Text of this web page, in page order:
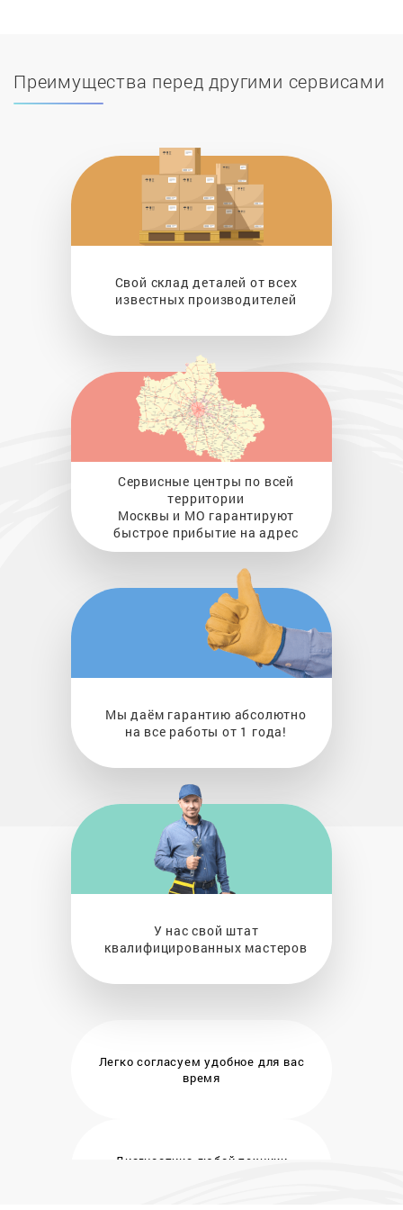
Преимущества перед другими сервисами
Свой склад деталей от всех
известных производителей
Сервисные центры по всей
территории
Москвы и МО гарантируют
быстрое прибытие на адрес
Мы даём гарантию абсолютно
на все работы от 1 года!
У нас свой штат
квалифицированных мастеров
Легко согласуем удобное для вас
время
Диагностика любой техники